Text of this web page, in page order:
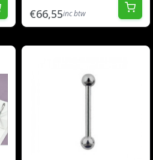
€66,55inc btw